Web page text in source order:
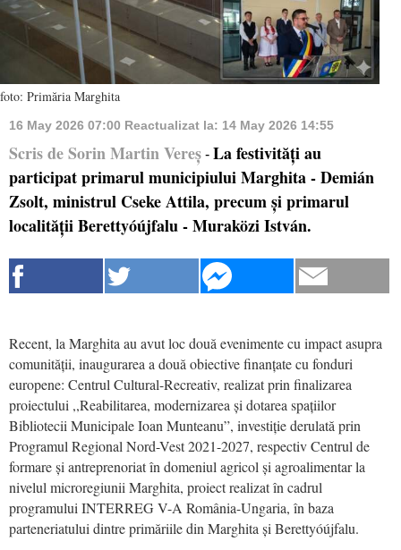
foto: Primăria Marghita
16 May 2026 07:00 Reactualizat la: 14 May 2026 14:55
Scris de Sorin Martin Vereș - La festivități au
participat primarul municipiului Marghita - Demián
Zsolt, ministrul Cseke Attila, precum și primarul
localității Berettyóújfalu - Muraközi István.
Recent, la Marghita au avut loc două evenimente cu impact asupra
comunității, inaugurarea a două obiective finanțate cu fonduri
europene: Centrul Cultural-Recreativ, realizat prin finalizarea
proiectului ,,Reabilitarea, modernizarea și dotarea spațiilor
Bibliotecii Municipale Ioan Munteanu”, investiție derulată prin
Programul Regional Nord-Vest 2021-2027, respectiv Centrul de
formare și antreprenoriat în domeniul agricol și agroalimentar la
nivelul microregiunii Marghita, proiect realizat în cadrul
programului INTERREG V-A România-Ungaria, în baza
parteneriatului dintre primăriile din Marghita și Berettyóújfalu.